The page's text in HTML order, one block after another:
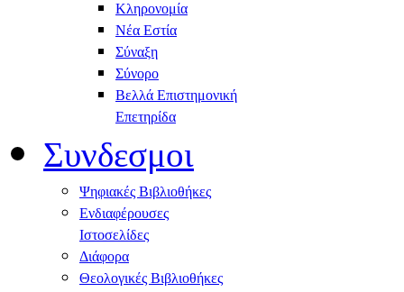
Κληρονομία
Νέα Εστία
Σύναξη
Σύνορο
Βελλά Επιστημονική
Επετηρίδα
Συνδεσμοι
Ψηφιακές Βιβλιοθήκες
Ενδιαφέρουσες
Ιστοσελίδες
Διάφορα
Θεολογικές Βιβλιοθήκες